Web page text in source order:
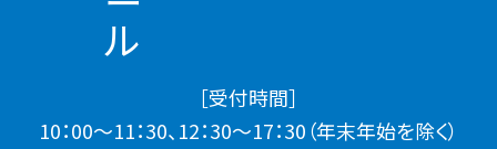
［受付時間］
10：00～11：30、12：30～17：30（年末年始を除く）